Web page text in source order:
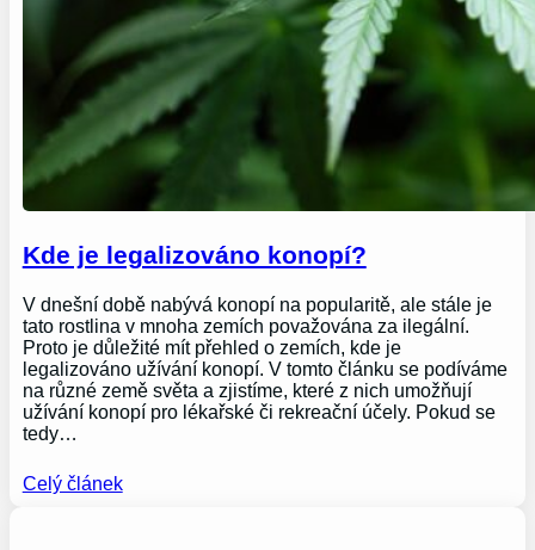
Kde je legalizováno konopí?
V dnešní době nabývá konopí na popularitě, ale stále je
tato rostlina v mnoha zemích považována za ilegální.
Proto je důležité mít přehled o zemích, kde je
legalizováno užívání konopí. V tomto článku se podíváme
na různé země světa a zjistíme, které z nich umožňují
užívání konopí pro lékařské či rekreační účely. Pokud se
tedy…
Celý článek